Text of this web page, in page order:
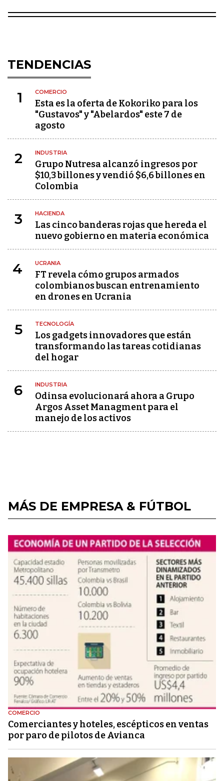
TENDENCIAS
1 COMERCIO
Esta es la oferta de Kokoriko para los
"Gustavos" y "Abelardos" este 7 de
agosto
2 INDUSTRIA
Grupo Nutresa alcanzó ingresos por
$10,3 billones y vendió $6,6 billones en
Colombia
3 HACIENDA
Las cinco banderas rojas que hereda el
nuevo gobierno en materia económica
4 UCRANIA
FT revela cómo grupos armados
colombianos buscan entrenamiento
en drones en Ucrania
5 TECNOLOGÍA
Los gadgets innovadores que están
transformando las tareas cotidianas
del hogar
6 INDUSTRIA
Odinsa evolucionará ahora a Grupo
Argos Asset Managment para el
manejo de los activos
MÁS DE EMPRESA & FÚTBOL
COMERCIO
Comerciantes y hoteles, escépticos en ventas
por paro de pilotos de Avianca